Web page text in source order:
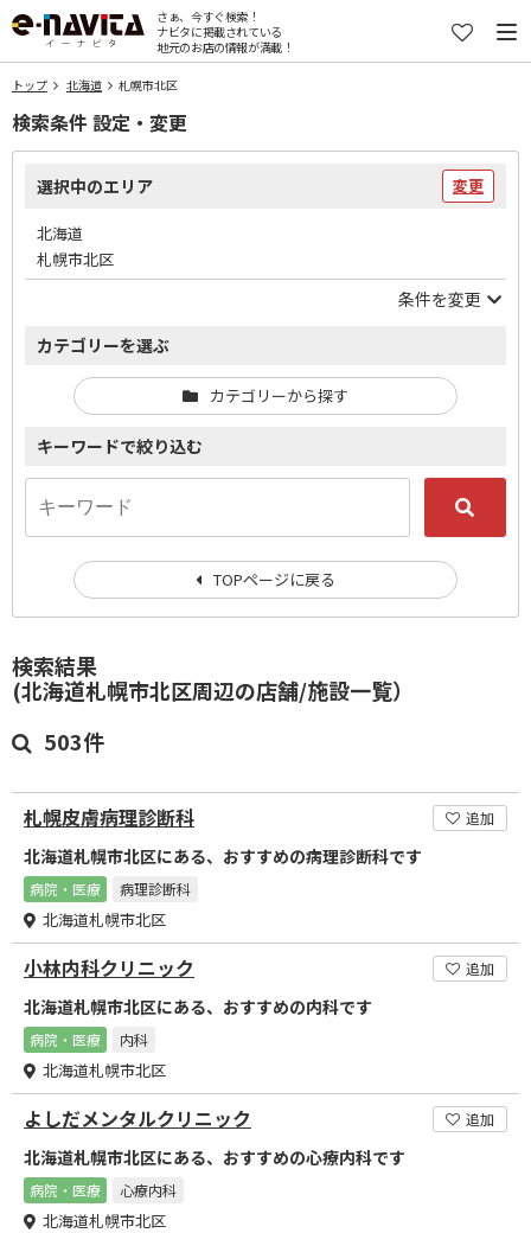
さぁ、今すぐ検索！
ナビタに掲載されている
地元のお店の情報が満載！
トップ 北海道 札幌市北区
検索結果
(北海道札幌市北区周辺の店舗/施設一覧）
503件
札幌皮膚病理診断科 追加
北海道札幌市北区にある、おすすめの病理診断科です
病院・医療 病理診断科
北海道札幌市北区
小林内科クリニック 追加
北海道札幌市北区にある、おすすめの内科です
病院・医療 内科
北海道札幌市北区
よしだメンタルクリニック 追加
北海道札幌市北区にある、おすすめの心療内科です
病院・医療 心療内科
北海道札幌市北区
検索条件 設定・変更
選択中のエリア 変更
北海道
札幌市北区
条件を変更
カテゴリーを選ぶ
カテゴリーから探す
キーワードで絞り込む
TOPページに戻る